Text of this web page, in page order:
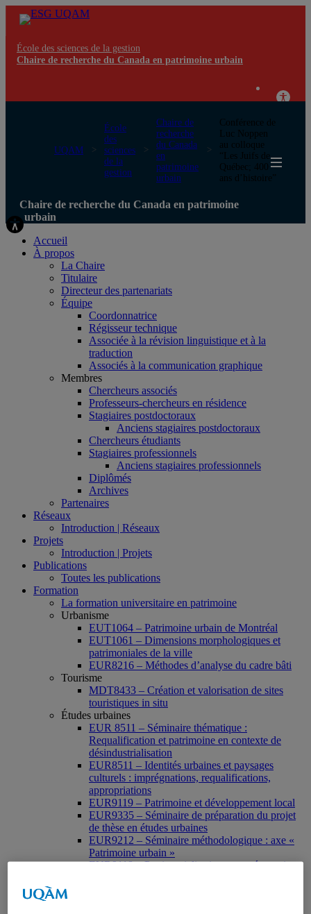
École des sciences de la gestion
Chaire de recherche du Canada en patrimoine urbain
UQAM
École
des
sciences
de la
gestion
Chaire de
recherche
du Canada
en
patrimoine
urbain
Conférence de
Luc Noppen
au colloque
“Les Juifs de
Québec; 400
ans d’histoire”
Chaire de recherche du Canada en patrimoine
urbain
Accueil
À propos
La Chaire
Titulaire
Directeur des partenariats
Équipe
Coordonnatrice
Régisseur technique
Associée à la révision linguistique et à la
traduction
Associés à la communication graphique
Membres
Chercheurs associés
Professeurs-chercheurs en résidence
Stagiaires postdoctoraux
Anciens stagiaires postdoctoraux
Chercheurs étudiants
Stagiaires professionnels
Anciens stagiaires professionnels
Diplômés
Archives
Partenaires
Réseaux
Introduction | Réseaux
Projets
Introduction | Projets
Publications
Toutes les publications
Formation
La formation universitaire en patrimoine
Urbanisme
EUT1064 – Patrimoine urbain de Montréal
EUT1061 – Dimensions morphologiques et
patrimoniales de la ville
EUR8216 – Méthodes d’analyse du cadre bâti
Tourisme
MDT8433 – Création et valorisation de sites
touristiques in situ
Études urbaines
EUR 8511 – Séminaire thématique :
Requalification et patrimoine en contexte de
désindustrialisation
EUR8511 – Identités urbaines et paysages
culturels : imprégnations, requalifications,
appropriations
EUR9119 – Patrimoine et développement local
EUR9335 – Séminaire de préparation du projet
de thèse en études urbaines
EUR9212 – Séminaire méthodologique : axe «
Patrimoine urbain »
EUR9118 – Patrimonialisation et représentations
Muséologie, médiation et patrimoine